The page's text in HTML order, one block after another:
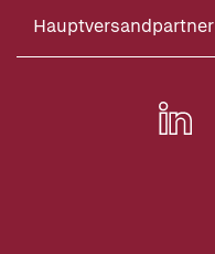
Hauptversandpartner